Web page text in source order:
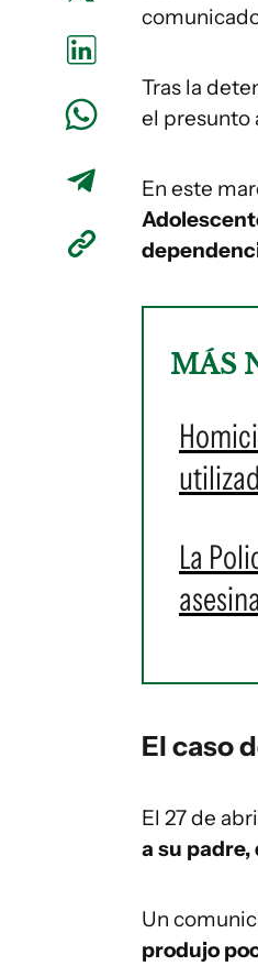
Tras la
el presunto
En este
MÁS
La
El caso
El 27 de
a su padre,
Un
produjo